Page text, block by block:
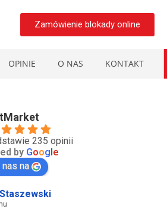
Zamówienie blokady online
OPINIE O NAS KONTAKT
235 opinii
by Google
na